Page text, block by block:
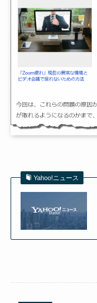
Yahoo!ニュース